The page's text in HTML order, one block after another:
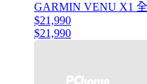
GARMIN VENU X1
$21,990
$21,990